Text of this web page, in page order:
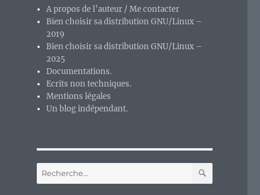
A propos de l’auteur / Me contacter
Bien choisir sa distribution GNU/Linux –
2019
Bien choisir sa distribution GNU/Linux –
2025
Documentations.
Ecrits non techniques.
Mentions légales
Un blog indépendant.
Recherche
pour :